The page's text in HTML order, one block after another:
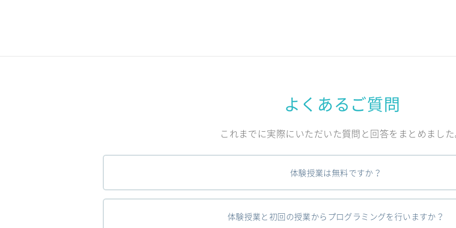
よくあるご質問
これまでに実際にいただいた質問と回答をまとめまし
体験授業は無料ですか？
体験授業と初回の授業からプログラミングを行いますか？